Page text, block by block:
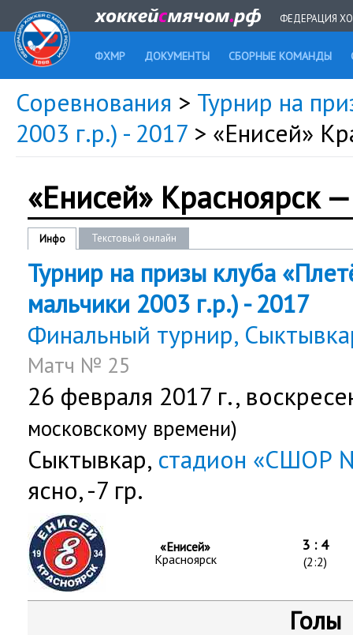
ФЕДЕРАЦИЯ
ФХМР ДОКУМЕНТЫ СБОРНЫЕ КОМАНДЫ
Соревнования > Турнир на
2003 г.р.) - 2017 > «Енисей»
«Енисей» Красноярск
Инфо Текстовый онлайн
Турнир на призы клуба
мальчики 2003 г.р.) - 2017
Финальный турнир,
Матч № 25
26 февраля 2017 г.,
московскому времени)
Сыктывкар, стадион «СШОР
ясно, -7 гр.
«Енисей»
Красноярск
3 : 4
(2:2)
Голы